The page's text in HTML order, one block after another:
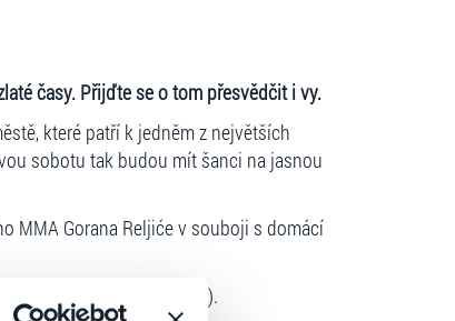
časy. Přijďte se o tom přesvědčit i vy.
které patří k jedněm z největších
sobotu tak budou mít šanci na jasnou
MMA Gorana Reljiće v souboji s domácí
Rajnoch (REAL FIGHT).